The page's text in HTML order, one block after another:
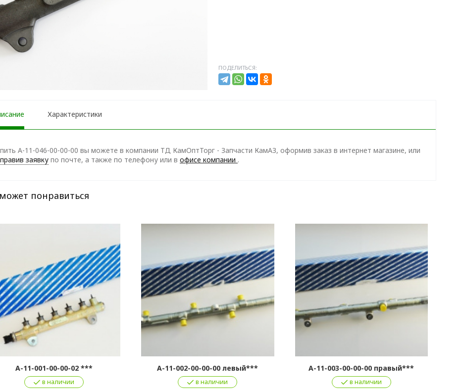
ПОДЕЛИТЬСЯ:
Характеристики
А-11-046-00-00-00 вы можете в компании ТД КамОптТорг - Запчасти КамАЗ, оформив заказ в интернет магазине, или
заявку по почте, а также по телефону или в офисе компании .
понравиться
A-11-001-00-00-02 ***
в наличии
A-11-002-00-00-00 левый***
в наличии
A-11-003-00-00-00 правый***
в наличии